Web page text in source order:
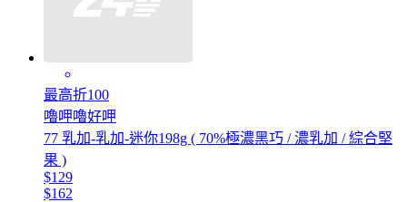
最高折100
嚕呷嚕好呷
77 乳加-乳加-迷你198g ( 70%極濃黑巧 / 濃乳加 / 綜合堅
果 )
$129
$162